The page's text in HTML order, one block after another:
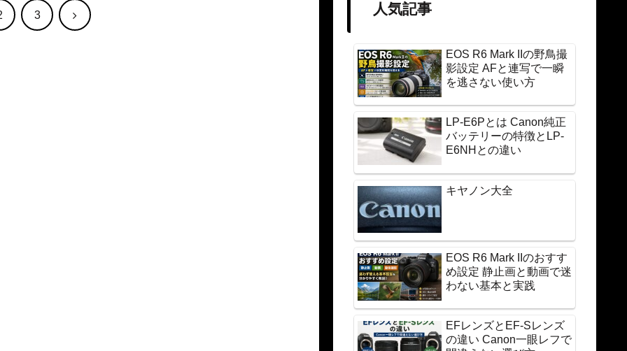
3 次 人気記事
EOS R6 Mark IIの野鳥撮
影設定 AFと連写で一瞬
を逃さない使い方
LP-E6Pとは Canon純正
バッテリーの特徴とLP-
E6NHとの違い
キヤノン大全
EOS R6 Mark IIのおすす
め設定 静止画と動画で迷
わない基本と実践
EFレンズとEF-Sレンズ
の違い Canon一眼レフで